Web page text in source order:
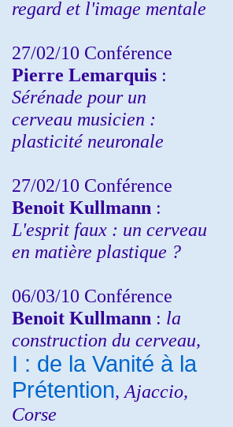
regard et l'image mentale
27/02/10 Conférence
Pierre Lemarquis :
Sérénade pour un
cerveau musicien :
plasticité neuronale
27/02/10 Conférence
Benoit Kullmann :
L'esprit faux : un cerveau
en matière plastique ?
06/03/10 Conférence
Benoit Kullmann : la
construction du cerveau,
I : de la Vanité à la
Prétention, Ajaccio,
Corse